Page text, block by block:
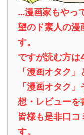
…漫画家もやっ
望のド素人の漫
す。
ですが読む方は
「漫画オタク
「漫画オタク
想・レビューを
皆様も是非口コ
す。